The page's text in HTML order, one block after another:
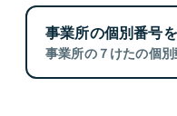
事業所の個別番号
事業所の７けたの個別